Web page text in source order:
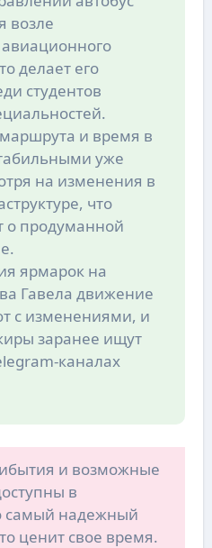
возле
делает его
студентов
и время в
уже
на изменения в
что
о продуманной
ярмарок на
Гавела движение
с изменениями, и
заранее ищут
каналах
и возможные
в
самый надежный
ценит свое время.